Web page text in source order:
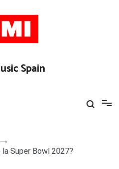
Spain
Super Bowl 2027?